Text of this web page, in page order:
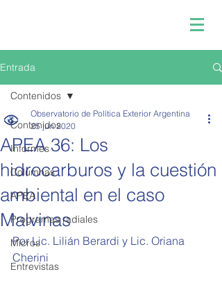
Entrada
Contenidos
Informes
Columnas
APEA
Programas radiales
Micros
Entrevistas
Contenidos
APEA 36: Los
hidrocarburos y la cuestión
ambiental en el caso
Malvinas
Observatorio de Política Exterior Argentina
25 jun 2020
Por Lic. Lilián Berardi y Lic. Oriana
Cherini